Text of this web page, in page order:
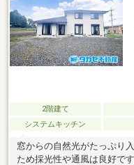
2階建て
システムキッチン
窓からの自然光がたっぷり
ため採光性や通風は良好で